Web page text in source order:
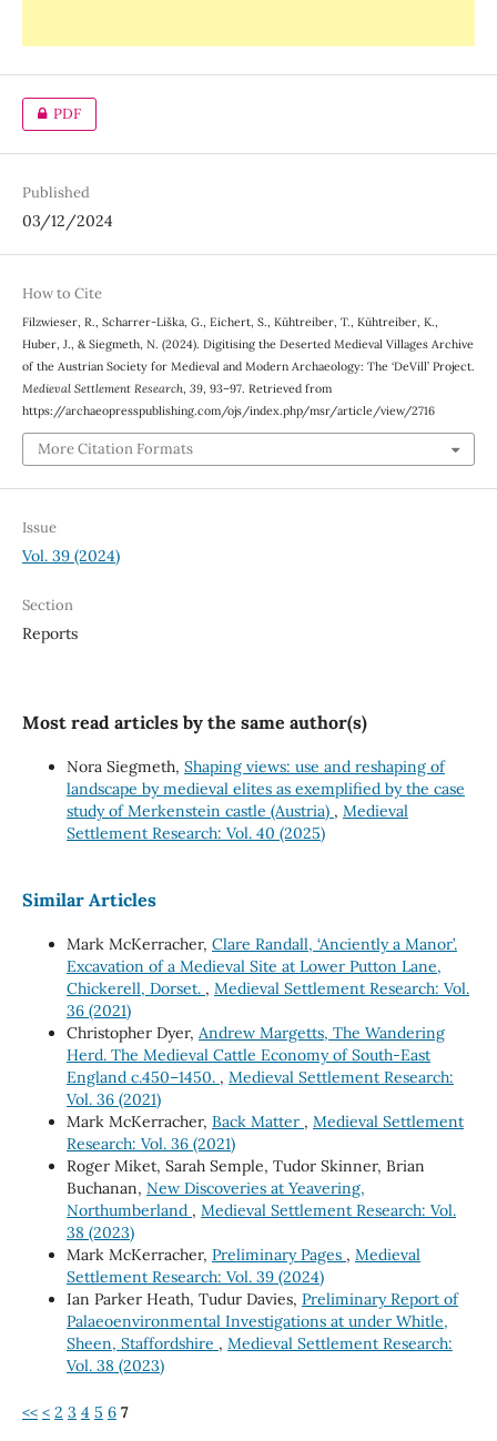
PDF
Published
03/12/2024
How to Cite
Filzwieser, R., Scharrer-Liška, G., Eichert, S., Kühtreiber, T., Kühtreiber, K.,
Huber, J., & Siegmeth, N. (2024). Digitising the Deserted Medieval Villages Archive
of the Austrian Society for Medieval and Modern Archaeology: The ‘DeVill’ Project.
Medieval Settlement Research, 39, 93–97. Retrieved from
https://archaeopresspublishing.com/ojs/index.php/msr/article/view/2716
More Citation Formats
Issue
Vol. 39 (2024)
Section
Reports
Most read articles by the same author(s)
Nora Siegmeth, Shaping views: use and reshaping of
landscape by medieval elites as exemplified by the case
study of Merkenstein castle (Austria) , Medieval
Settlement Research: Vol. 40 (2025)
Similar Articles
Mark McKerracher, Clare Randall, ‘Anciently a Manor’.
Excavation of a Medieval Site at Lower Putton Lane,
Chickerell, Dorset. , Medieval Settlement Research: Vol.
36 (2021)
Christopher Dyer, Andrew Margetts, The Wandering
Herd. The Medieval Cattle Economy of South-East
England c.450–1450. , Medieval Settlement Research:
Vol. 36 (2021)
Mark McKerracher, Back Matter , Medieval Settlement
Research: Vol. 36 (2021)
Roger Miket, Sarah Semple, Tudor Skinner, Brian
Buchanan, New Discoveries at Yeavering,
Northumberland , Medieval Settlement Research: Vol.
38 (2023)
Mark McKerracher, Preliminary Pages , Medieval
Settlement Research: Vol. 39 (2024)
Ian Parker Heath, Tudur Davies, Preliminary Report of
Palaeoenvironmental Investigations at under Whitle,
Sheen, Staffordshire , Medieval Settlement Research:
Vol. 38 (2023)
<< < 2 3 4 5 6 7